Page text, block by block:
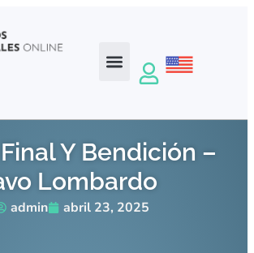
Y Bendición –
Lombardo
admin abril 23, 2025